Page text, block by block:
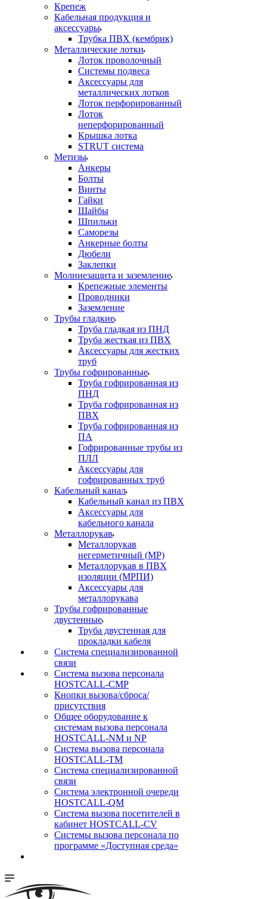
Крепеж
Кабельная продукция и
аксессуары
Трубка ПВХ (кембрик)
Металлические лотки
Лоток проволочный
Системы подвеса
Аксессуары для
металлических лотков
Лоток перфорированный
Лоток
неперфорированный
Крышка лотка
STRUT система
Метизы
Анкеры
Болты
Винты
Гайки
Шайбы
Шпильки
Саморезы
Анкерные болты
Дюбели
Заклепки
Молниезащита и заземление
Крепежные элементы
Проводники
Заземление
Трубы гладкие
Труба гладкая из ПНД
Труба жесткая из ПВХ
Аксессуары для жестких
труб
Трубы гофрированные
Труба гофрированная из
ПНД
Труба гофрированная из
ПВХ
Труба гофрированная из
ПА
Гофрированные трубы из
ПЛЛ
Аксессуары для
гофрированных труб
Кабельный канал
Кабельный канал из ПВХ
Аксессуары для
кабельного канала
Металлорукав
Металлорукав
негерметичный (МР)
Металлорукав в ПВХ
изоляции (МРПИ)
Аксессуары для
металлорукава
Трубы гофрированные
двустенные
Труба двустенная для
прокладки кабеля
Система специализированной
связи
Cистема вызова персонала
HOSTCALL-CMP
Кнопки вызова/сброса/
присутствия
Общее оборудование к
системам вызова персонала
HOSTCALL-NM и NP
Система вызова персонала
HOSTCALL-TM
Система специализированной
связи
Система электронной очереди
HOSTCALL-QM
Cистема вызова посетителей в
кабинет HOSTCALL-CV
Системы вызова персонала по
программе «Доступная среда»